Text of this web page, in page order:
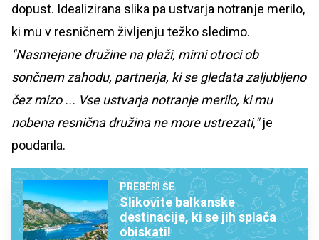
dopust. Idealizirana slika pa ustvarja notranje merilo,
ki mu v resničnem življenju težko sledimo.
"Nasmejane družine na plaži, mirni otroci ob
sončnem zahodu, partnerja, ki se gledata zaljubljeno
čez mizo ... Vse ustvarja notranje merilo, ki mu
nobena resnična družina ne more ustrezati,"je
poudarila.
PREBERI ŠE
Slikovite balkanske
destinacije, ki se jih splača
obiskati!